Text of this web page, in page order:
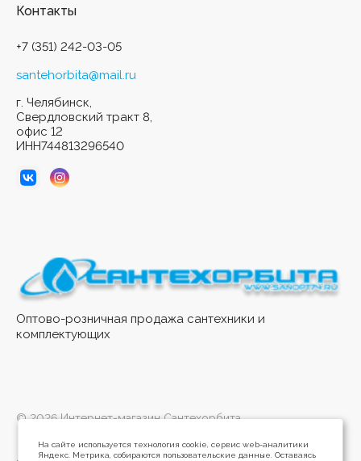
Оптово-розничная продажа сантехники и
комплектующих
Контакты
+7 (351) 242-03-05
santehorbita@mail.ru
г. Челябинск,
Свердловский тракт 8,
офис 12
ИНН744813296540
© 2026 Интернет-магазин Сантехорбита
На сайте используется технология cookie, сервис web-аналитики
Яндекс. Метрика, собираются пользовательские данные. Оставаясь